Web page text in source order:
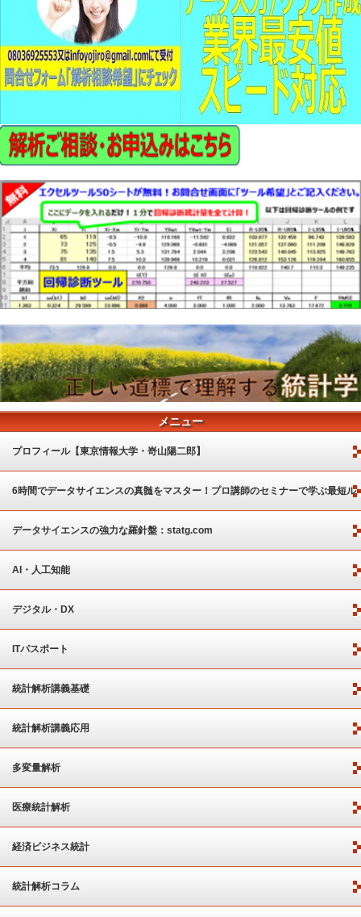
メニュー
プロフィール【東京情報大学・嵜山陽二郎】
6時間でデータサイエンスの真髄をマスター！プロ講師のセミナーで学ぶ最短ル
ート
データサイエンスの強力な羅針盤：statg.com
AI・人工知能
デジタル・DX
ITパスポート
統計解析講義基礎
統計解析講義応用
多変量解析
医療統計解析
経済ビジネス統計
統計解析コラム